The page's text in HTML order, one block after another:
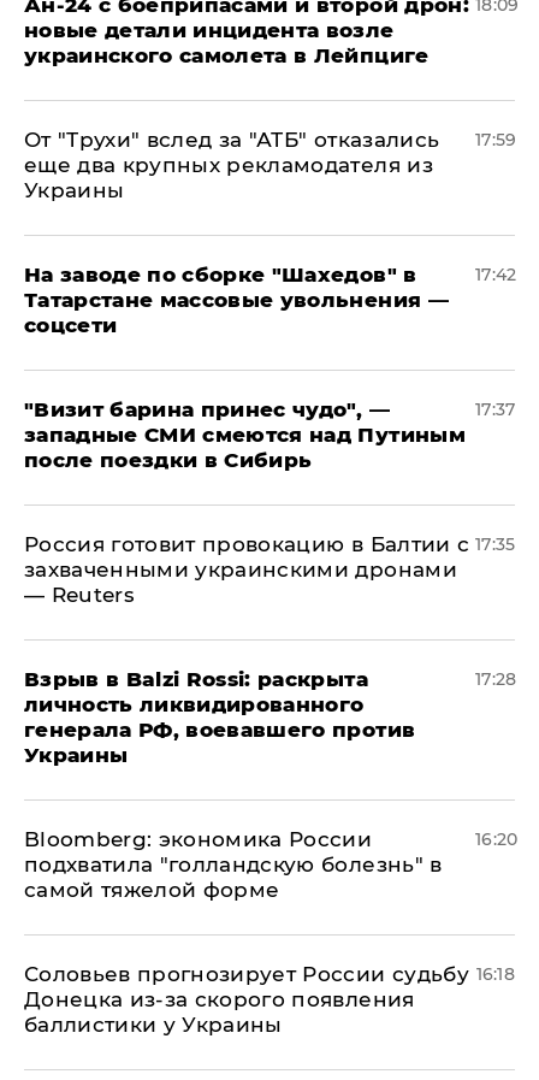
новые детали инцидента возле
украинского самолета в Лейпциге
18:09
От "Трухи" вслед за "АТБ" отказались
еще два крупных рекламодателя из
Украины
17:59
На заводе по сборке "Шахедов" в
Татарстане массовые увольнения —
соцсети
17:42
"Визит барина принес чудо", —
западные СМИ смеются над Путиным
после поездки в Сибирь
17:37
​Россия готовит провокацию в Балтии с
захваченными украинскими дронами
— Reuters
17:35
​Взрыв в Balzi Rossi: раскрыта
личность ликвидированного
генерала РФ, воевавшего против
Украины
17:28
Bloomberg: экономика России
подхватила "голландскую болезнь" в
самой тяжелой форме
16:20
Соловьев прогнозирует России судьбу
Донецка из-за скорого появления
баллистики у Украины
16:18